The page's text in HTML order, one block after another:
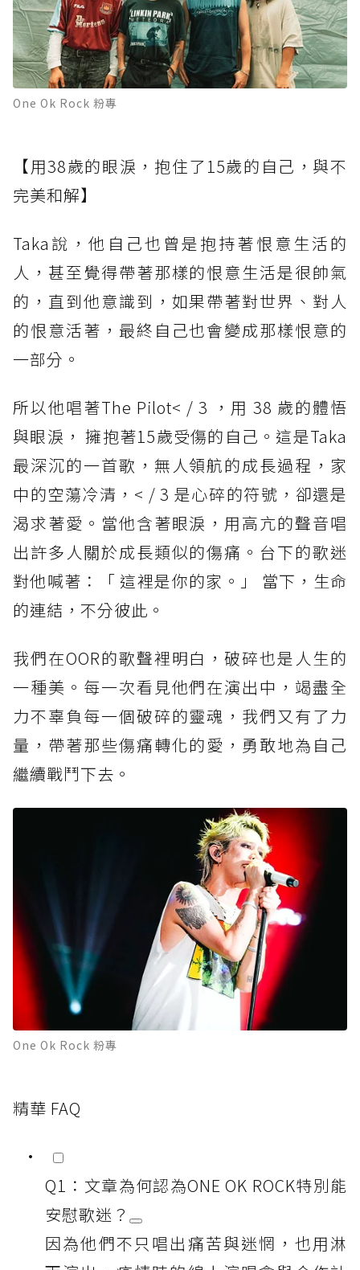
One Ok Rock 粉專
【用38歲的眼淚，抱住了15歲的自己，與不
完美和解】
Taka說，他自己也曾是抱持著恨意生活的
人，甚至覺得帶著那樣的恨意生活是很帥氣
的，直到他意識到，如果帶著對世界、對人
的恨意活著，最終自己也會變成那樣恨意的
一部分。
所以他唱著The Pilot< / 3 ，用 38 歲的體悟
與眼淚， 擁抱著15歲受傷的自己。這是Taka
最深沉的一首歌，無人領航的成長過程，家
中的空蕩冷清，< / 3 是心碎的符號，卻還是
渴求著愛。當他含著眼淚，用高亢的聲音唱
出許多人關於成長類似的傷痛。台下的歌迷
對他喊著：「 這裡是你的家。」 當下，生命
的連結，不分彼此。
我們在OOR的歌聲裡明白，破碎也是人生的
一種美。每一次看見他們在演出中，竭盡全
力不辜負每一個破碎的靈魂，我們又有了力
量，帶著那些傷痛轉化的愛，勇敢地為自己
繼續戰鬥下去。
One Ok Rock 粉專
精華 FAQ
Q1：文章為何認為ONE OK ROCK特別能
安慰歌迷？
因為他們不只唱出痛苦與迷惘，也用淋